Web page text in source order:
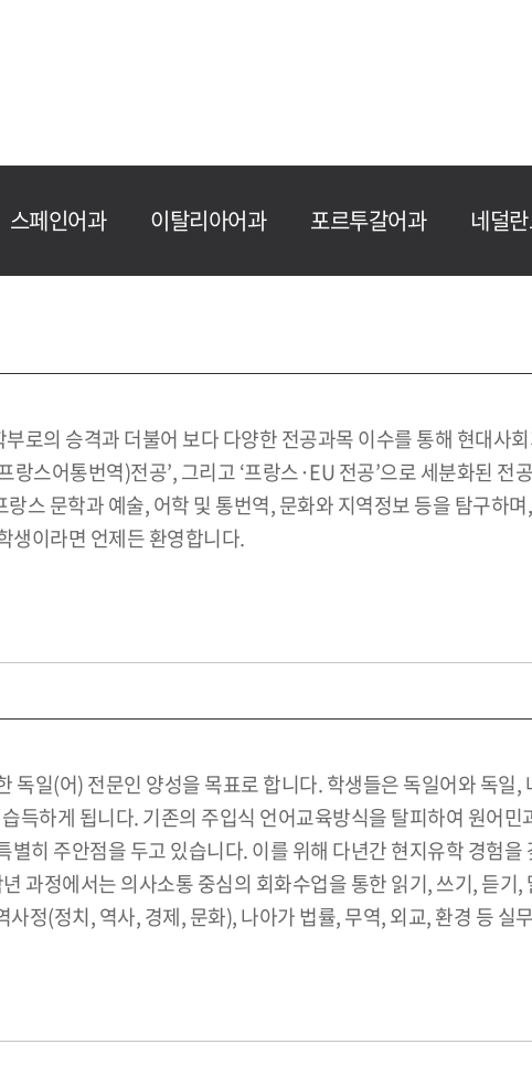
스페인어과 이탈리아어과 포르투갈어과 네덜
로의 승격과 더불어 보다 다양한 전공과목 이수를 통해 현대사
랑스어통번역)전공’, 그리고 ‘프랑스·EU 전공’으로 세분화된 전
스 문학과 예술, 어학 및 통번역, 문화와 지역정보 등을 탐구하
생이라면 언제든 환영합니다.
독일(어) 전문인 양성을 목표로 합니다. 학생들은 독일어와 독
득하게 됩니다. 기존의 주입식 언어교육방식을 탈피하여 원어
히 주안점을 두고 있습니다. 이를 위해 다년간 현지유학 경험
과정에서는 의사소통 중심의 회화수업을 통한 읽기, 쓰기, 듣
정(정치, 역사, 경제, 문화), 나아가 법률, 무역, 외교, 환경 등 실